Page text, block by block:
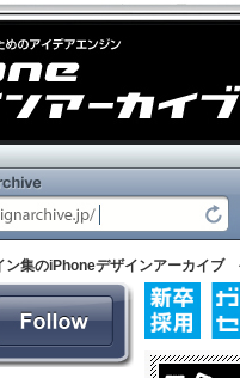
ン集のiPhoneデザインアーカイブ